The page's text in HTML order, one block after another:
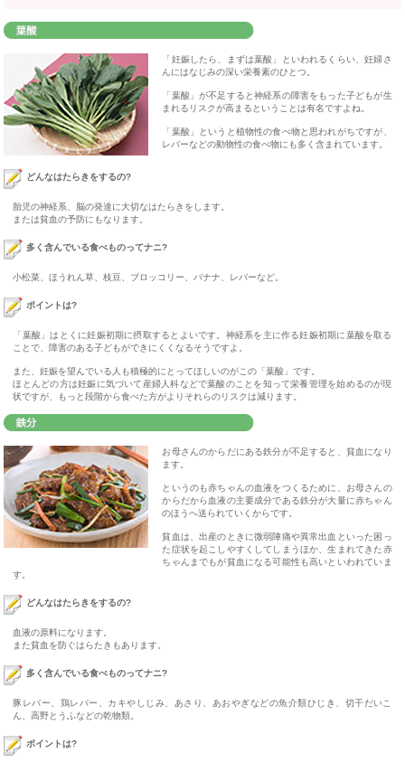
「妊娠したら、まずは葉酸」といわれるくらい、妊婦さ
んにはなじみの深い栄養素のひとつ。
「葉酸」が不足すると神経系の障害をもった子どもが生
まれるリスクが高まるということは有名ですよね。
「葉酸」というと植物性の食べ物と思われがちですが、
レバーなどの動物性の食べ物にも多く含まれています。
どんなはたらきをするの?
胎児の神経系、脳の発達に大切なはたらきをします。
または貧血の予防にもなります。
多く含んでいる食べものってナニ?
小松菜、ほうれん草、枝豆、ブロッコリー、バナナ、レバーなど。
ポイントは?
「葉酸」はとくに妊娠初期に摂取するとよいです。神経系を主に作る妊娠初期に葉酸を取る
ことで、障害のある子どもができにくくなるそうですよ。
また、妊娠を望んでいる人も積極的にとってほしいのがこの「葉酸」です。
ほとんどの方は妊娠に気づいて産婦人科などで葉酸のことを知って栄養管理を始めるのが現
状ですが、もっと段階から食べた方がよりそれらのリスクは減ります。
お母さんのからだにある鉄分が不足すると、貧血になり
ます。
というのも赤ちゃんの血液をつくるために、お母さんの
からだから血液の主要成分である鉄分が大量に赤ちゃん
のほうへ送られていくからです。
貧血は、出産のときに微弱陣痛や異常出血といった困っ
た症状を起こしやすくしてしまうほか、生まれてきた赤
ちゃんまでもが貧血になる可能性も高いといわれていま
す。
どんなはたらきをするの?
血液の原料になります。
また貧血を防ぐはらたきもあります。
多く含んでいる食べものってナニ?
豚レバー、鶏レバー、カキやしじみ、あさり、あおやぎなどの魚介類ひじき、切干だいこ
ん、高野とうふなどの乾物類。
ポイントは?